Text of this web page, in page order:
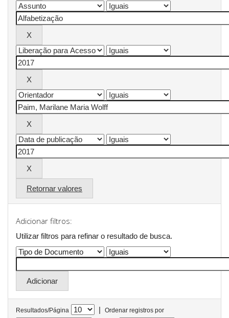
Retornar valores
Adicionar filtros:
Utilizar filtros para refinar o resultado de busca.
Resultados/Página |
Ordenar registros por